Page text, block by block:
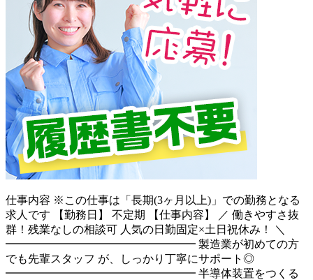
仕事内容 ※この仕事は「長期(3ヶ月以上)」での勤務となる
求人です 【勤務日】 不定期 【仕事内容】 ／ 働きやすさ抜
群！残業なしの相談可 人気の日勤固定×土日祝休み！ ＼
━━━━━━━━━━━━━━━━━ 製造業が初めての方
でも先輩スタッフ が、しっかり丁寧にサポート◎
━━━━━━━━━━━━━━━━━ 半導体装置をつくる